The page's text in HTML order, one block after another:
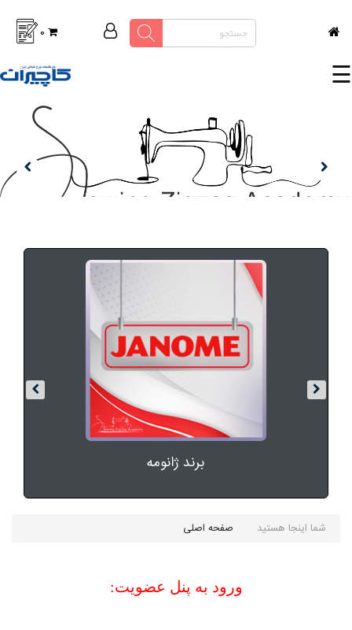
0
☰
چرخ
خیاطی
خانگی
اتوپرس
صفحه
جدید
های
Ú©Ø§Ù„Ø§ÛŒ
Ø¯ÛŒØ¬ÛŒØªØ§Ù„
´Ù¾Ø²Ø®Ø§Ù†Ù‡
آکادمی دوخت و زیگزاگ تخیری
برند ژانومه
شما اینجا هستید صفحه اصلی
ورود به پنل عضویت: